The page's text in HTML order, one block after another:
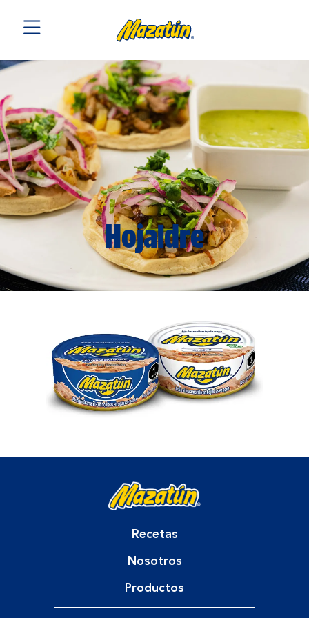
Hojaldre
Recetas
Nosotros
Productos